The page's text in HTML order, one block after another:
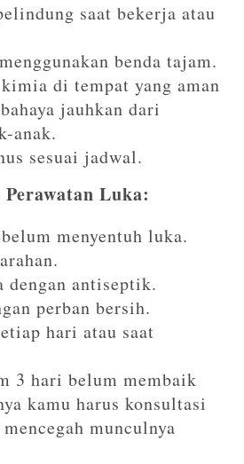
saat bekerja atau
benda tajam.
di tempat yang aman
jauhkan dari
anak.
sesuai jadwal.
Luka:
menyentuh luka.
dengan antiseptik.
perban bersih.
hari atau saat
3 hari belum membaik
kamu harus konsultasi
munculnya